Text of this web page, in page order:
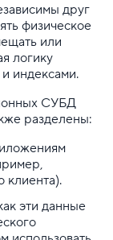
доступа в
на Ubuntu 24.04
друг
физическое
или
логику
индексами.
СУБД
разделены:
клиента).
эти данные